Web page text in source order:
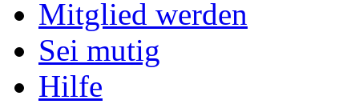
Mitglied werden
Sei mutig
Hilfe